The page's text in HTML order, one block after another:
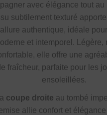
avec élégance tout au
subtilement texturé
authentique, idéale
et intemporel. Légère,
elle offre une
fraîcheur, parfaite pour les
ensoleillées.
coupe droite au tombé
allie confort et